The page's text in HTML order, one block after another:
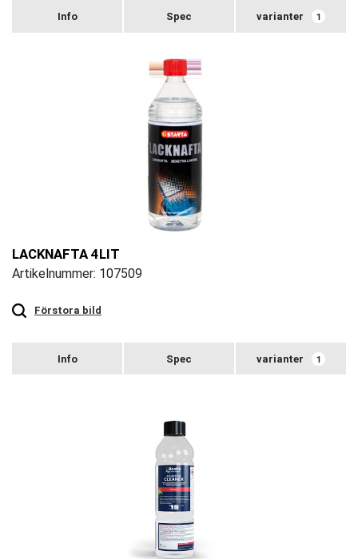
varianter 1
LACKNAFTA 4LIT
Artikelnummer: 107509
Förstora bild
zoom
varianter 1